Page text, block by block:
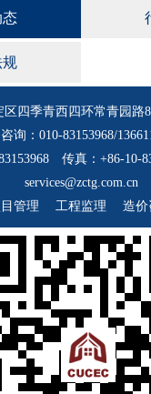
态
规
四季青西四环常青园路
询：010-83153968/
传真：+86-10-
services@zctg.com.cn
管理 工程监理 造价